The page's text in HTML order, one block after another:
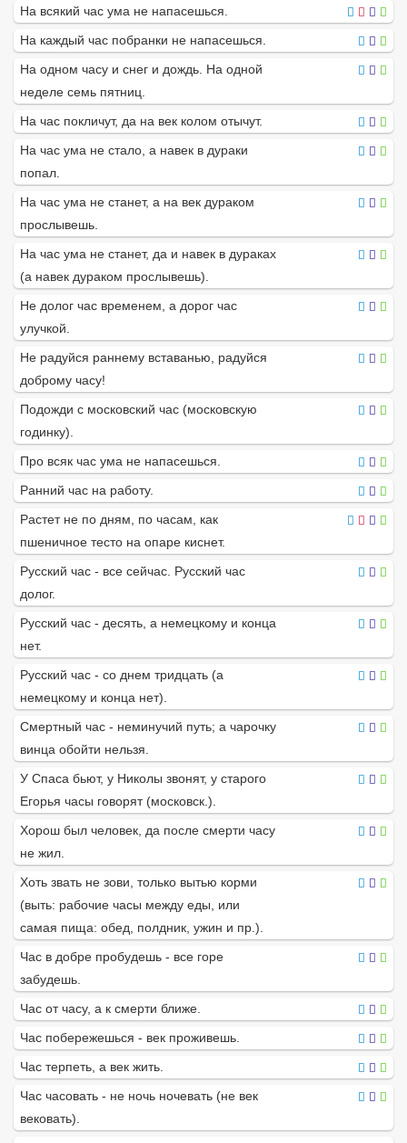
На всякий час ума не напасешься.
На каждый час побранки не напасешься.
На одном часу и снег и дождь. На одной
неделе семь пятниц.
На час покличут, да на век колом отычут.
На час ума не стало, а навек в дураки
попал.
На час ума не станет, а на век дураком
прослывешь.
На час ума не станет, да и навек в дураках
(а навек дураком прослывешь).
Не долог час временем, а дорог час
улучкой.
Не радуйся раннему вставанью, радуйся
доброму часу!
Подожди с московский час (московскую
годинку).
Про всяк час ума не напасешься.
Ранний час на работу.
Растет не по дням, по часам, как
пшеничное тесто на опаре киснет.
Русский час - все сейчас. Русский час
долог.
Русский час - десять, а немецкому и конца
нет.
Русский час - со днем тридцать (а
немецкому и конца нет).
Смертный час - неминучий путь; а чарочку
винца обойти нельзя.
У Спаса бьют, у Николы звонят, у старого
Егорья часы говорят (московск.).
Хорош был человек, да после смерти часу
не жил.
Хоть звать не зови, только вытью корми
(выть: рабочие часы между еды, или
самая пища: обед, полдник, ужин и пр.).
Час в добре пробудешь - все горе
забудешь.
Час от часу, а к смерти ближе.
Час побережешься - век проживешь.
Час терпеть, а век жить.
Час часовать - не ночь ночевать (не век
вековать).